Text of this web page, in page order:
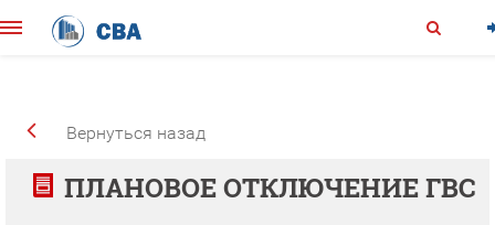
Вернуться назад
ПЛАНОВОЕ ОТКЛЮЧЕНИЕ ГВС